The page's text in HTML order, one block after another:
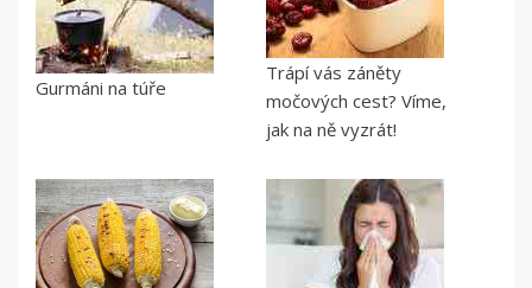
Gurmáni na túře
Trápí vás záněty
močových cest? Víme,
jak na ně vyzrát!